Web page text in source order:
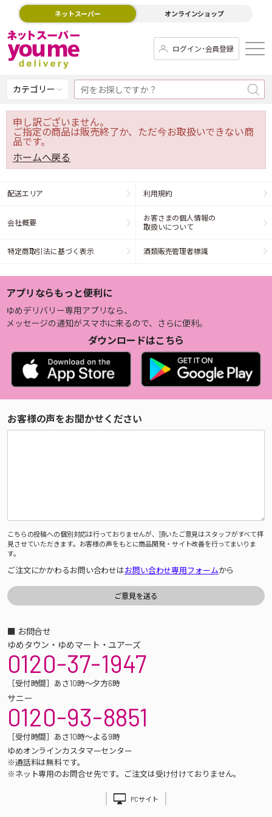
ネットスーパー オンラインショップ
ログイン･会員登録
カテゴリー
申し訳ございません。
ご指定の商品は販売終了か、ただ今お取扱いできない商
品です。
ホームへ戻る
配送エリア 利用規約
会社概要
お客さまの個人情報の
取扱いについて
特定商取引法に基づく表示 酒類販売管理者標識
アプリならもっと便利に
ゆめデリバリー専用アプリなら、
メッセージの通知がスマホに来るので、さらに便利。
ダウンロードはこちら
お客様の声をお聞かせください
こちらの投稿への個別対応は行っておりませんが、頂いたご意見はスタッフがすべて拝
見させていただきます。お客様の声をもとに商品開発・サイト改善を行ってまいりま
す。
ご注文にかかわるお問い合わせはお問い合わせ専用フォームから
■ お問合せ
ゆめタウン・ゆめマート・ユアーズ
0120-37-1947
［受付時間］あさ10時～夕方6時
サニー
0120-93-8851
［受付時間］あさ10時～よる9時
ゆめオンラインカスタマーセンター
※通話料は無料です。
※ネット専用のお問合せ先です。ご注文は受け付けておりません。
PCサイト